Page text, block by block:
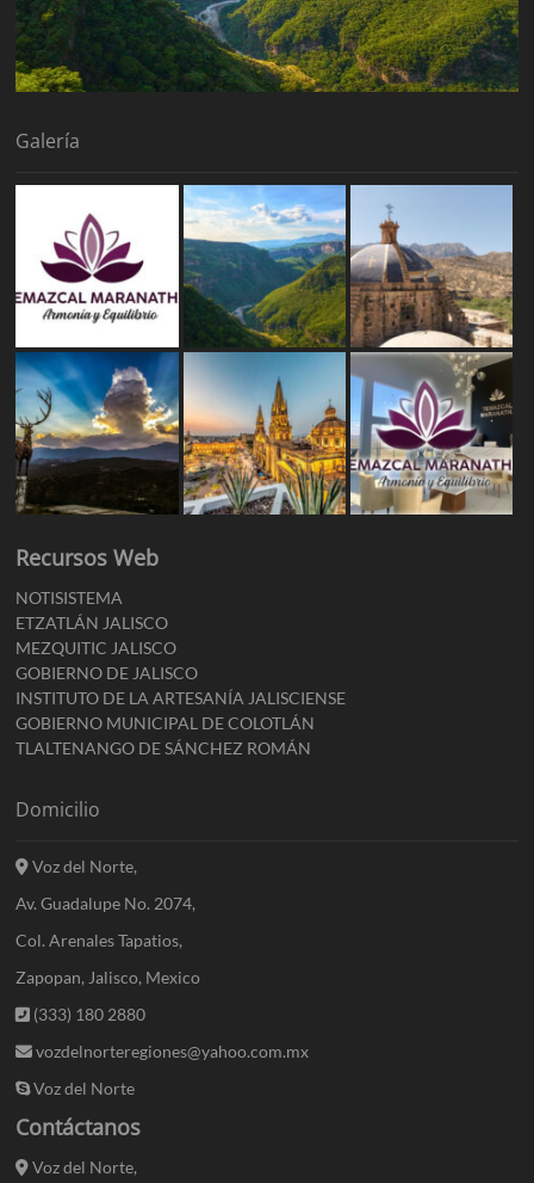
Galería
Recursos Web
NOTISISTEMA
ETZATLÁN JALISCO
MEZQUITIC JALISCO
GOBIERNO DE JALISCO
INSTITUTO DE LA ARTESANÍA JALISCIENSE
GOBIERNO MUNICIPAL DE COLOTLÁN
TLALTENANGO DE SÁNCHEZ ROMÁN
Domicilio
Voz del Norte,
Av. Guadalupe No. 2074,
Col. Arenales Tapatios,
Zapopan, Jalisco, Mexico
(333) 180 2880
vozdelnorteregiones@yahoo.com.mx
Voz del Norte
Contáctanos
Voz del Norte,